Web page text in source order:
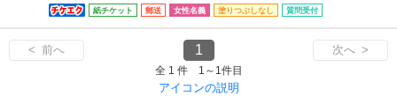
紙チケット 郵送 女性名義 塗りつぶしなし 質問受付
< 前へ 1 次へ >
全 1 件 1～1件目
アイコンの説明